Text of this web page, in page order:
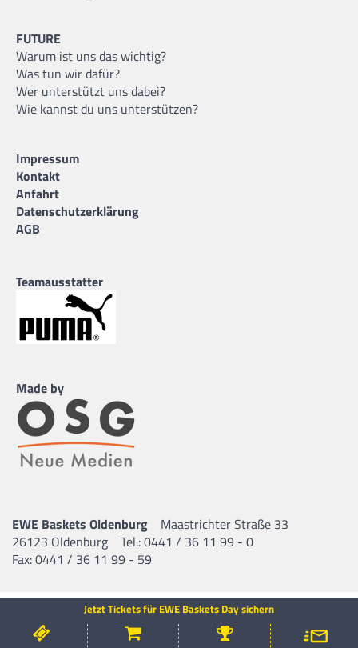
Jetzt Tickets für EWE Baskets Day sichern
FUTURE
Warum ist uns das wichtig?
Was tun wir dafür?
Wer unterstützt uns dabei?
Wie kannst du uns unterstützen?
Impressum
Kontakt
Anfahrt
Datenschutzerklärung
AGB
Teamausstatter
Made by
EWE Baskets Oldenburg
Maastrichter Straße 33
26123 Oldenburg
Tel.: 0441 / 36 11 99 - 0
Fax: 0441 / 36 11 99 - 59